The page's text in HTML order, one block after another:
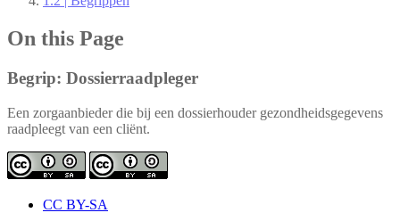
On this Page
Begrip: Dossierraadpleger
Een zorgaanbieder die bij een dossierhouder gezondheidsgegevens
raadpleegt van een cliënt.
CC BY-SA